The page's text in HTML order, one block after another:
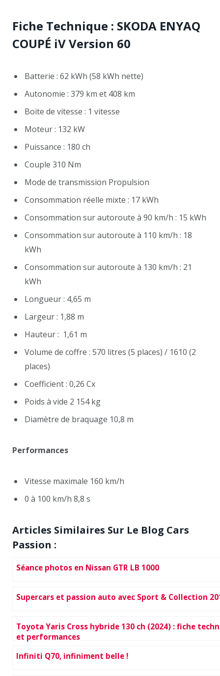
Fiche Technique : SKODA ENYAQ
COUPÉ iV Version 60
Batterie : 62 kWh (58 kWh nette)
Autonomie : 379 km et 408 km
Boite de vitesse : 1 vitesse
Moteur : 132 kW
Puissance : 180 ch
Couple 310 Nm
Mode de transmission Propulsion
Consommation réelle mixte : 17 kWh
Consommation sur autoroute à 90 km/h : 15 kWh
Consommation sur autoroute à 110 km/h : 18
kWh
Consommation sur autoroute à 130 km/h : 21
kWh
Longueur : 4,65 m
Largeur : 1,88 m
Hauteur : 1,61 m
Volume de coffre : 570 litres (5 places) / 1610 (2
places)
Coefficient : 0,26 Cx
Poids à vide 2 154 kg
Diamètre de braquage 10,8 m
Performances
Vitesse maximale 160 km/h
0 à 100 km/h 8,8 s
Articles Similaires Sur Le Blog Cars
Passion :
Séance photos en Nissan GTR LB 1000
Supercars et passion auto avec Sport & Collection
Toyota Yaris Cross hybride 130 ch (2024) : fiche
et performances
Infiniti Q70, infiniment belle !